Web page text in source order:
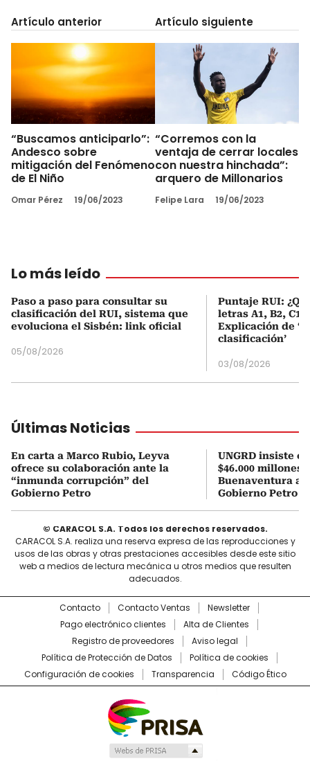
Artículo anterior
“Buscamos anticiparlo”:
Andesco sobre
mitigación del Fenómeno
de El Niño
Omar Pérez 19/06/2023
Artículo siguiente
“Corremos con la
ventaja de cerrar locales
con nuestra hinchada”:
arquero de Millonarios
Felipe Lara 19/06/2023
Lo más leído
Paso a paso para consultar su
clasificación del RUI, sistema que
evoluciona el Sisbén: link oficial
05/08/2026
Puntaje RUI:
letras A1, B2, C1
Explicación de
clasificación’
03/08/2026
Últimas Noticias
En carta a Marco Rubio, Leyva
ofrece su colaboración ante la
“inmunda corrupción” del
Gobierno Petro
UNGRD insiste
$46.000 millones
Buenaventura a
Gobierno Petro
© CARACOL S.A. Todos los derechos reservados.
CARACOL S.A. realiza una reserva expresa de las reproducciones y
usos de las obras y otras prestaciones accesibles desde este sitio
web a medios de lectura mecánica u otros medios que resulten
adecuados.
Contacto Contacto Ventas
Newsletter
Pago electrónico clientes
Alta de Clientes
Registro de proveedores
Aviso legal
Política de Protección de Datos
Política de cookies
Configuración de cookies
Transparencia Código Ético